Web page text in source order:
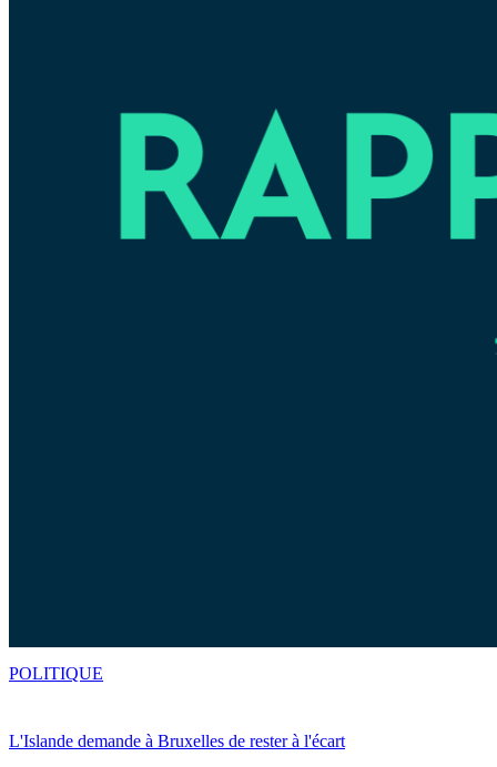
L'Islande demande à Bruxelles de rester à l'écart
POLITIQUE